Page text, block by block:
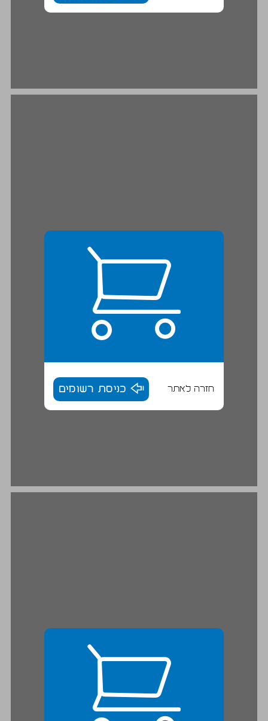
חזרה לאתר כניסת רשומים
הריבוי הדמוגרפי ובעיית כושר הנשיאה ... 21